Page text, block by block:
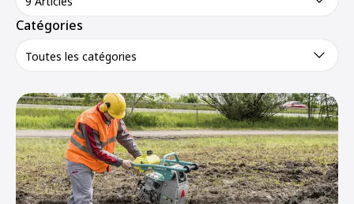
Catégories
Toutes les catégories